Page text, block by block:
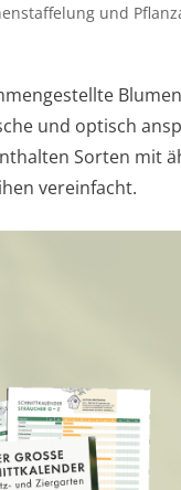
und
und optisch
Sorten mit
vereinfacht.